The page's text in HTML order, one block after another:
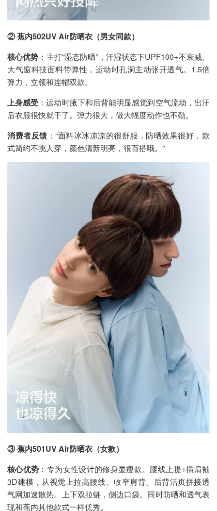
② 蕉内502UV Air防晒衣（男女同款）
核心优势 ：主打“湿态防晒”，汗湿状态下UPF100+不衰减。
大气窗科技面料带弹性，运动时孔洞主动张开透气。1.5倍
弹力，立领和连帽双款。
上身感受 ：运动时腋下和后背能明显感觉到空气流动，出汗
后衣服很快就干了。弹力很大，做大幅度动作也不勒。
消费者反馈 ：“面料冰冰凉凉的很舒服，防晒效果很好，款
式简约不挑人穿，颜色清新明亮，很百搭哦。”
③ 蕉内501UV Air防晒衣（女款）
核心优势 ：专为女性设计的修身显瘦款。腰线上提+插肩袖
3D建模，从视觉上拉高腰线、收窄肩背。后背活页拼接透
气网加速散热。上下双拉链，侧边口袋。同时防晒和透气表
现和蕉内其他款式一样优秀。